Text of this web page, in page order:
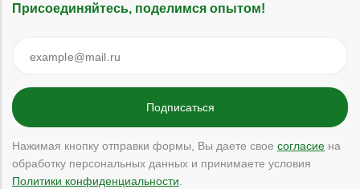
Присоединяйтесь, поделимся опытом!
Нажимая кнопку отправки формы, Вы даете свое согласие на
обработку персональных данных и принимаете условия
Политики конфиденциальности